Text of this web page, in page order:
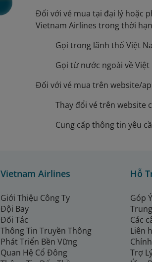
Đối với vé mua tại đại lý hoặc
Vietnam Airlines trong thời
Gọi trong lãnh thổ Việt
Gọi từ nước ngoài về
Đối với vé mua trên website/
Thay đổi vé trên website
Cung cấp thông tin yêu
Vietnam Airlines
Giới Thiệu Công Ty
Đội Bay
Đối Tác
Thông Tin Truyền Thông
Phát Triển Bền Vững
Quan Hệ Cổ Đông
Hỗ
Góp
Các
Liên
Trợ